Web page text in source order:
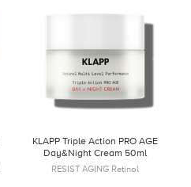
KLAPP Triple Action PRO AGE
Day&Night Cream 50ml
RESIST AGING Retinol